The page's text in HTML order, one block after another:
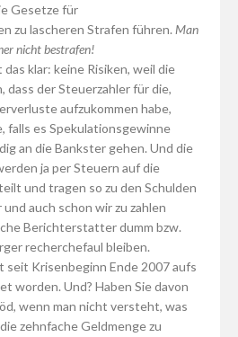
Gesetze für
zu lascheren Strafen führen.Man
nicht bestrafen!
klar: keine Risiken, weil die
dass der Steuerzahler für die,
aufzukommen habe,
falls es Spekulationsgewinne
an die Bankster gehen. Und die
ja per Steuern auf die
und tragen so zu den Schulden
auch schon wir zu zahlen
Berichterstatter dumm bzw.
recherchefaul bleiben.
seit Krisenbeginn Ende 2007 aufs
worden. Und? Haben Sie davon
wenn man nicht versteht, was
zehnfache Geldmenge zu